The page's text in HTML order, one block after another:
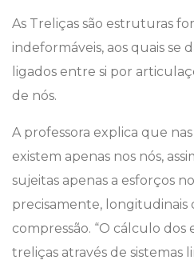
As Treliças são estruturas
indeformáveis, aos quais se
ligados entre si por
de nós.
A professora explica que
existem apenas nos nós,
sujeitas apenas a esforços
precisamente, longitudinais
compressão. “O cálculo dos
treliças através de sistemas